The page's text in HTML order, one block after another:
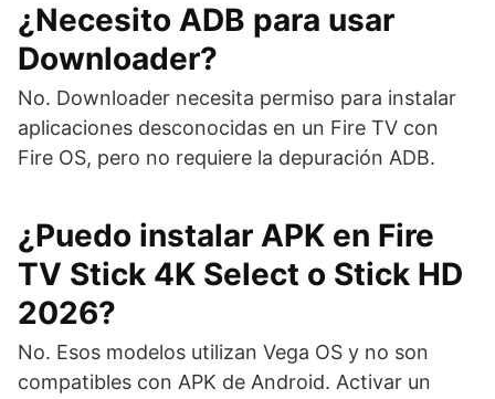
¿Necesito ADB para usar
Downloader?
No. Downloader necesita permiso para instalar
aplicaciones desconocidas en un Fire TV con
Fire OS, pero no requiere la depuración ADB.
¿Puedo instalar APK en Fire
TV Stick 4K Select o Stick HD
2026?
No. Esos modelos utilizan Vega OS y no son
compatibles con APK de Android. Activar un